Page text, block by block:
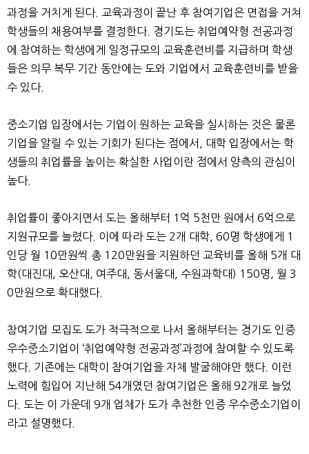
과정을 거치게 된다. 교육과정이 끝난 후 참여기업은 면접을 거쳐
학생들의 채용여부를 결정한다. 경기도는 취업예약형 전공과정
에 참여하는 학생에게 일정규모의 교육훈련비를 지급하며 학생
들은 의무 복무 기간 동안에는 도와 기업에서 교육훈련비를 받을
수 있다.
중소기업 입장에서는 기업이 원하는 교육을 실시하는 것은 물론
기업을 알릴 수 있는 기회가 된다는 점에서, 대학 입장에서는 학
생들의 취업률을 높이는 확실한 사업이란 점에서 양측의 관심이
높다.
취업률이 좋아지면서 도는 올해부터 1억 5천만 원에서 6억으로
지원규모를 늘렸다. 이에 따라 도는 2개 대학, 60명 학생에게 1
인당 월 10만원씩 총 120만원을 지원하던 교육비를 올해 5개 대
학(대진대, 오산대, 여주대, 동서울대, 수원과학대) 150명, 월 3
0만원으로 확대했다.
참여기업 모집도 도가 적극적으로 나서 올해부터는 경기도 인증
우수중소기업이 ‘취업예약형 전공과정’과정에 참여할 수 있도록
했다. 기존에는 대학이 참여기업을 자체 발굴해야만 했다. 이런
노력에 힘입어 지난해 54개였던 참여기업은 올해 92개로 늘었
다. 도는 이 가운데 9개 업체가 도가 추천한 인증 우수중소기업이
라고 설명했다.